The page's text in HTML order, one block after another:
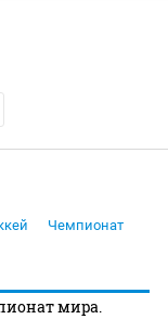
Чемпионат
мира.